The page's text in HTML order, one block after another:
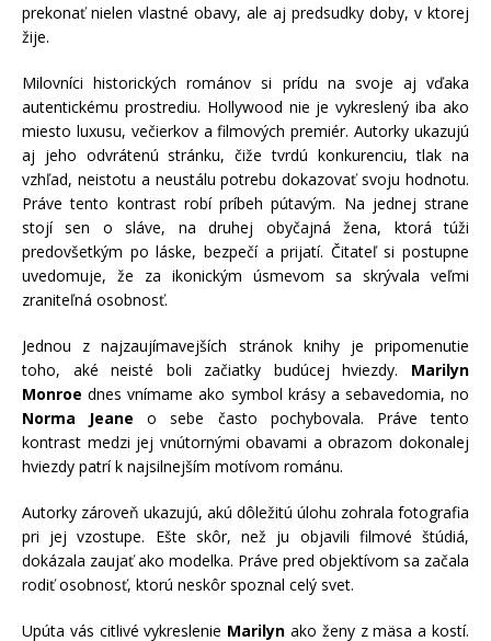
prekonať nielen vlastné obavy, ale aj predsudky doby, v ktorej
žije.
Milovníci historických románov si prídu na svoje aj vďaka
autentickému prostrediu. Hollywood nie je vykreslený iba ako
miesto luxusu, večierkov a filmových premiér. Autorky ukazujú
aj jeho odvrátenú stránku, čiže tvrdú konkurenciu, tlak na
vzhľad, neistotu a neustálu potrebu dokazovať svoju hodnotu.
Práve tento kontrast robí príbeh pútavým. Na jednej strane
stojí sen o sláve, na druhej obyčajná žena, ktorá túži
predovšetkým po láske, bezpečí a prijatí. Čitateľ si postupne
uvedomuje, že za ikonickým úsmevom sa skrývala veľmi
zraniteľná osobnosť.
Jednou z najzaujímavejších stránok knihy je pripomenutie
toho, aké neisté boli začiatky budúcej hviezdy. Marilyn
Monroe dnes vnímame ako symbol krásy a sebavedomia, no
Norma Jeane o sebe často pochybovala. Práve tento
kontrast medzi jej vnútornými obavami a obrazom dokonalej
hviezdy patrí k najsilnejším motívom románu.
Autorky zároveň ukazujú, akú dôležitú úlohu zohrala fotografia
pri jej vzostupe. Ešte skôr, než ju objavili filmové štúdiá,
dokázala zaujať ako modelka. Práve pred objektívom sa začala
rodiť osobnosť, ktorú neskôr spoznal celý svet.
Upúta vás citlivé vykreslenie Marilyn ako ženy z mäsa a kostí.